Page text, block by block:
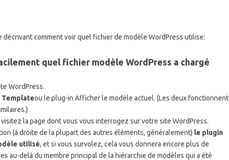
comment voir quel fichier de modèle WordPress utilise:
quel fichier modèle WordPress a chargé
WordPress.
Templateou le plug-in Afficher le modèle actuel. (Les deux fonctionnent
la page dont vous vous interrogez sur votre site WordPress.
(à droite de la plupart des autres éléments, généralement) le plugin
utilisé, et si vous survolez, cela vous donnera encore plus de
au-delà du membre principal de la hiérarchie de modèles qui a été